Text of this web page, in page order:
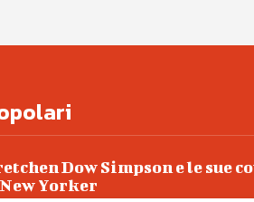
Dow Simpson e le sue
Yorker